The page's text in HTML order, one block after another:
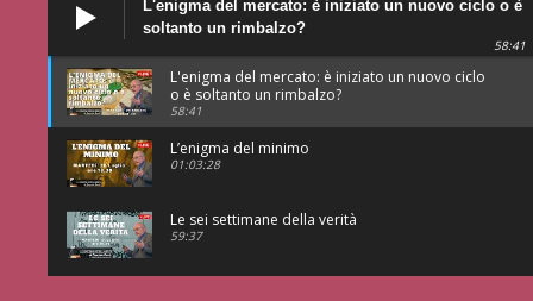
L'enigma del mercato: è iniziato un nuovo ciclo o è
soltanto un rimbalzo?
58:41
L'enigma del mercato: è iniziato un nuovo ciclo
o è soltanto un rimbalzo?
58:41
L’enigma del minimo
01:03:28
Le sei settimane della verità
59:37